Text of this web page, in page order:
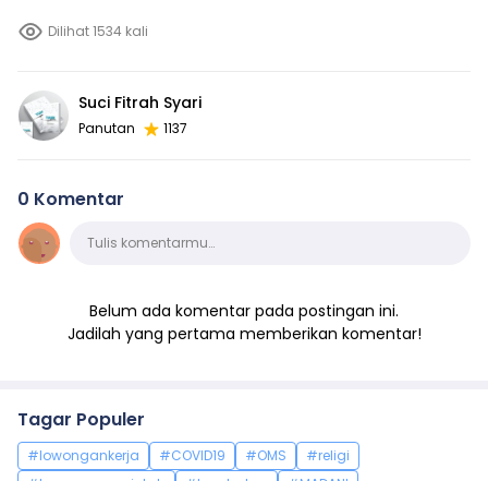
Dilihat 1534 kali
Suci Fitrah Syari
Panutan 1137
0 Komentar
KomentarTulis komentarmu…
Belum ada komentar pada postingan ini.
Jadilah yang pertama memberikan komentar!
Tagar Populer
#lowongankerja #COVID19 #OMS
#religi